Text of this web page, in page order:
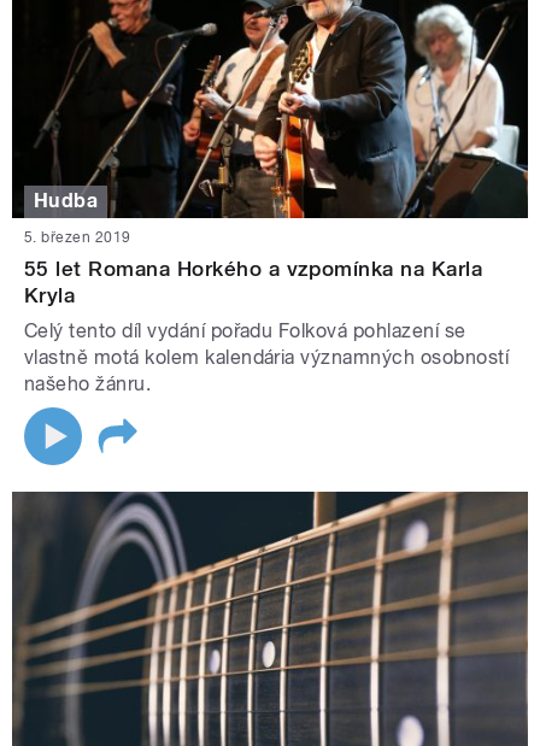
Hudba
5. březen 2019
55 let Romana Horkého a vzpomínka na Karla
Kryla
Celý tento díl vydání pořadu Folková pohlazení se
vlastně motá kolem kalendária významných osobností
našeho žánru.